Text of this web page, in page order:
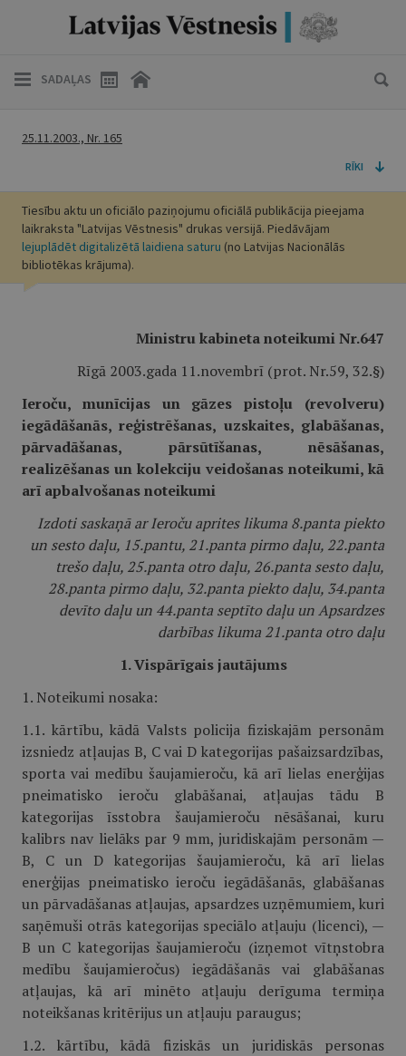
SADAĻAS
25.11.2003., Nr. 165
RĪKI
Tiesību aktu un oficiālo paziņojumu oficiālā publikācija pieejama
laikraksta "Latvijas Vēstnesis" drukas versijā. Piedāvājam
lejuplādēt digitalizētā laidiena saturu (no Latvijas Nacionālās
bibliotēkas krājuma).
Ministru kabineta noteikumi Nr.647
Rīgā 2003.gada 11.novembrī (prot. Nr.59, 32.§)
Ieroču, munīcijas un gāzes pistoļu (revolveru)
iegādāšanās, reģistrēšanas, uzskaites, glabāšanas,
pārvadāšanas, pārsūtīšanas, nēsāšanas,
realizēšanas un kolekciju veidošanas noteikumi, kā
arī apbalvošanas noteikumi
Izdoti saskaņā ar Ieroču aprites likuma 8.panta piekto
un sesto daļu, 15.pantu, 21.panta pirmo daļu, 22.panta
trešo daļu, 25.panta otro daļu, 26.panta sesto daļu,
28.panta pirmo daļu, 32.panta piekto daļu, 34.panta
devīto daļu un 44.panta septīto daļu un Apsardzes
darbības likuma 21.panta otro daļu
1. Vispārīgais jautājums
1. Noteikumi nosaka:
1.1. kārtību, kādā Valsts policija fiziskajām personām
izsniedz atļaujas B, C vai D kategorijas pašaizsardzības,
sporta vai medību šaujamieroču, kā arī lielas enerģijas
pneimatisko ieroču glabāšanai, atļaujas tādu B
kategorijas īsstobra šaujamieroču nēsāšanai, kuru
kalibrs nav lielāks par 9 mm, juridiskajām personām —
B, C un D kategorijas šaujamieroču, kā arī lielas
enerģijas pneimatisko ieroču iegādāšanās, glabāšanas
un pārvadāšanas atļaujas, apsardzes uzņēmumiem, kuri
saņēmuši otrās kategorijas speciālo atļauju (licenci), —
B un C kategorijas šaujamieroču (izņemot vītņstobra
medību šaujamieročus) iegādāšanās vai glabāšanas
atļaujas, kā arī minēto atļauju derīguma termiņa
noteikšanas kritērijus un atļauju paraugus;
1.2. kārtību, kādā fiziskās un juridiskās personas